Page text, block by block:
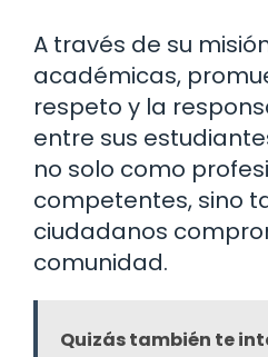
A través de su
académicas,
respeto y la
entre sus
no solo como
competentes, sino
ciudadanos
comunidad.
Quizás también te